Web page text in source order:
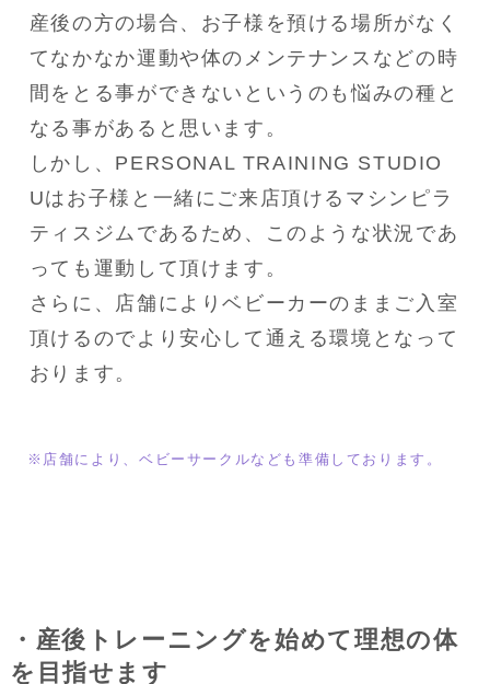
産後の方の場合、お子様を預ける場所がなく
てなかなか運動や体のメンテナンスなどの時
間をとる事ができないというのも悩みの種と
なる事があると思います。
しかし、PERSONAL TRAINING STUDIO
Uはお子様と一緒にご来店頂けるマシンピラ
ティスジムであるため、このような状況であ
っても運動して頂けます。
さらに、店舗によりベビーカーのままご入室
頂けるのでより安心して通える環境となって
おります。
※店舗により、ベビーサークルなども準備しております。
・産後トレーニングを始めて理想の体
を目指せます